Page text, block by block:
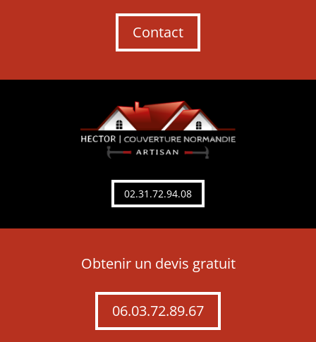
Contact
02.31.72.94.08
Obtenir un devis gratuit
06.03.72.89.67